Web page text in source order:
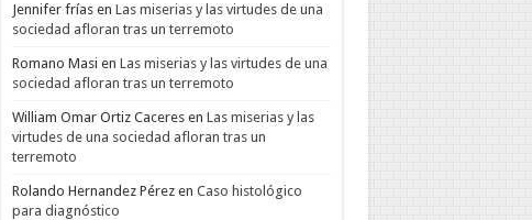
Jennifer fríasen Las miserias y las virtudes de una
sociedad afloran tras un terremoto
Romano Masi en Las miserias y las virtudes de una
sociedad afloran tras un terremoto
William Omar Ortiz Caceresen Las miserias y las
virtudes de una sociedad afloran tras un
terremoto
Rolando Hernandez Pérezen Caso histológico
para diagnóstico